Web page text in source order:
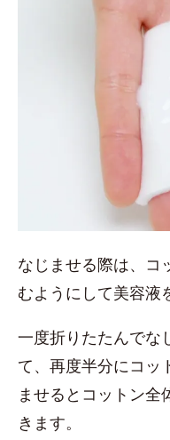
なじませる際は、コ
むようにして美容液
一度折りたたんでな
て、再度半分にコッ
ませるとコットン全
きます。